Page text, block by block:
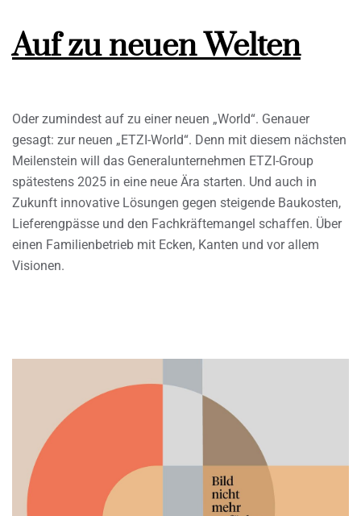
Auf zu neuen Welten
Oder zumindest auf zu einer neuen „World“. Genauer
gesagt: zur neuen „ETZI-World“. Denn mit diesem nächsten
Meilenstein will das Generalunternehmen ETZI-Group
spätestens 2025 in eine neue Ära starten. Und auch in
Zukunft innovative Lösungen gegen steigende Baukosten,
Lieferengpässe und den Fachkräftemangel schaffen. Über
einen Familienbetrieb mit Ecken, Kanten und vor allem
Visionen.